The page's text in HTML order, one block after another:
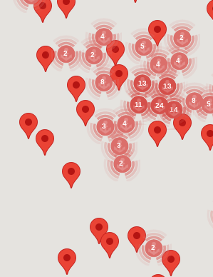
13
14
11
8 13
3
24
4
8
4
5
5
3 4
2
2
4
2
2
2